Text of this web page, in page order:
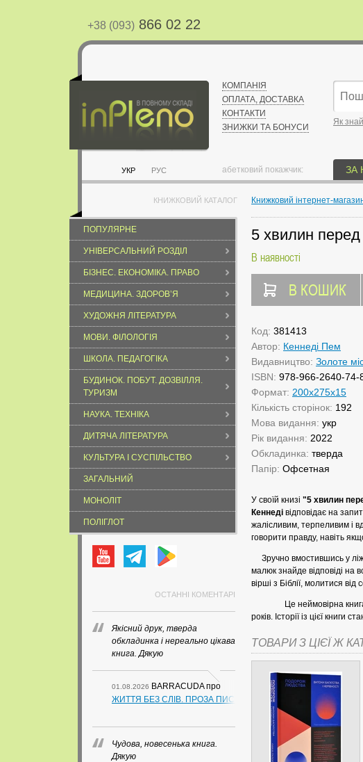
+38 (093) 866 02 22
УКР РУС
КОМПАНІЯ
ОПЛАТА, ДОСТАВКА
КОНТАКТИ
ЗНИЖКИ ТА БОНУСИ
Як
абетковий покажчик: ЗА
КНИЖКОВИЙ КАТАЛОГ
ПОПУЛЯРНЕ
УНІВЕРСАЛЬНИЙ РОЗДІЛ
БІЗНЕС. ЕКОНОМІКА. ПРАВО
МЕДИЦИНА. ЗДОРОВ’Я
ХУДОЖНЯ ЛІТЕРАТУРА
МОВИ. ФІЛОЛОГІЯ
ШКОЛА. ПЕДАГОГІКА
БУДИНОК. ПОБУТ. ДОЗВІЛЛЯ.
ТУРИЗМ
НАУКА. ТЕХНІКА
ДИТЯЧА ЛІТЕРАТУРА
КУЛЬТУРА І СУСПІЛЬСТВО
ЗАГАЛЬНИЙ
МОНОЛІТ
ПОЛІГЛОТ
ОСТАННІ КОМЕНТАРІ
Якісний друк, тверда
обкладинка і нереально цікава
книга. Дякую
01.08.2026 BARRACUDAпро
ЖИТТЯ БЕЗ СЛІВ. ПРОЗА ПИСЬМЕННИКІВ ІЗ ГУАНСІ. ГІПЕРІОН
Чудова, новесенька книга.
Дякую
Книжковий інтернет-
5 хвилин перед
В наявності
В КОШИК
Код: 381413
Автор: Кеннеді Пем
Видавництво: Золоте
ISBN: 978-966-2640-74-
Формат: 200х275х15
Кількість сторінок: 192
Мова видання: укр
Рік видання: 2022
Обкладинка: тверда
Папір: Офсетная
У своїй книзі "5 хвилин
Кеннеді відповідає на
жалісливим, терпеливим і
говорити правду, навіть
Зручно вмостившись у
малюк знайде відповіді на
вірші з Біблії, молитися
Це неймовірна книга по
років. Історії із цієї
ТОВАРИ З ЦІЄЇ Ж